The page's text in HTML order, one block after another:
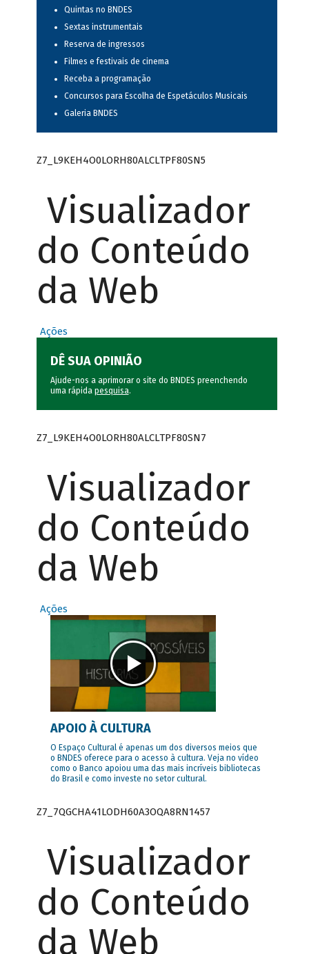
Quintas no BNDES
Sextas instrumentais
Reserva de ingressos
Filmes e festivais de cinema
Receba a programação
Concursos para Escolha de Espetáculos Musicais
Galeria BNDES
Z7_L9KEH4O0LORH80ALCLTPF80SN5
Visualizador
do Conteúdo
da Web
Ações
DÊ SUA OPINIÃO
Ajude-nos a aprimorar o site do BNDES preenchendo
uma rápida pesquisa.
Z7_L9KEH4O0LORH80ALCLTPF80SN7
Visualizador
do Conteúdo
da Web
Ações
APOIO À CULTURA
O Espaço Cultural é apenas um dos diversos meios que
o BNDES oferece para o acesso à cultura. Veja no vídeo
como o Banco apoiou uma das mais incríveis bibliotecas
do Brasil e como investe no setor cultural.
Z7_7QGCHA41LODH60A3OQA8RN1457
Visualizador
do Conteúdo
da Web